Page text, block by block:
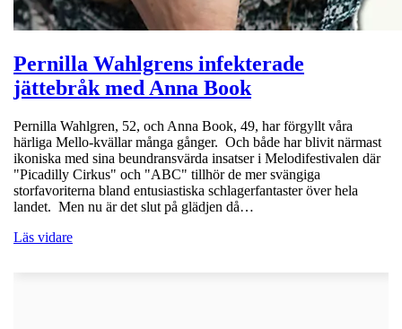
Pernilla Wahlgrens infekterade
jättebråk med Anna Book
Pernilla Wahlgren, 52, och Anna Book, 49, har förgyllt våra
härliga Mello-kvällar många gånger. Och både har blivit närmast
ikoniska med sina beundransvärda insatser i Melodifestivalen där
"Picadilly Cirkus" och "ABC" tillhör de mer svängiga
storfavoriterna bland entusiastiska schlagerfantaster över hela
landet. Men nu är det slut på glädjen då…
Läs vidare